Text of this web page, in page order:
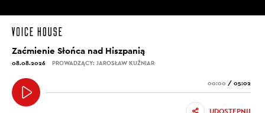
Zaćmienie Słońca nad Hiszpanią
08.08.2026 PROWADZĄCY: JAROSŁAW KUŹNIAR
00:00 / 05:02